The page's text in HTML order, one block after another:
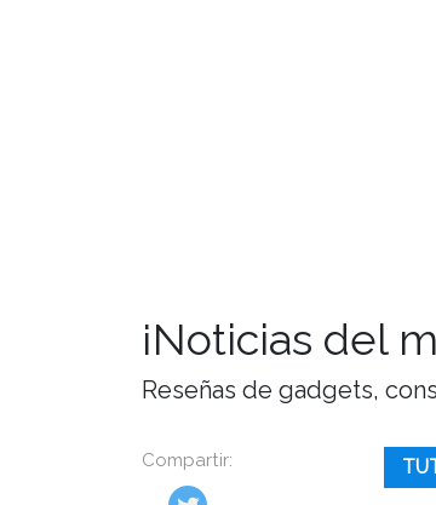
¡Noticias del
Reseñas de gadgets,
Compartir: